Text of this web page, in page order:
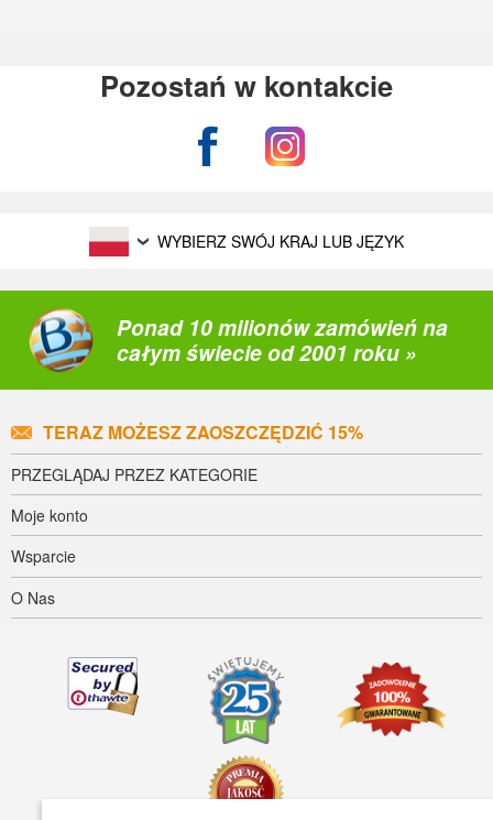
Pozostań w kontakcie
WYBIERZ SWÓJ KRAJ LUB JĘZYK
Ponad 10 milionów zamówień na
całym świecie od 2001 roku »
TERAZ MOŻESZ ZAOSZCZĘDZIĆ 15%
PRZEGLĄDAJ PRZEZ KATEGORIE
Moje konto
Wsparcie
O Nas